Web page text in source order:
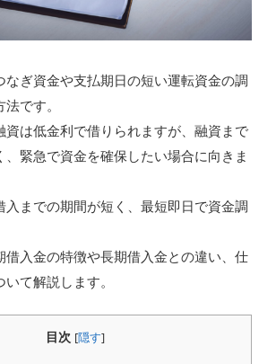
なぎ資金や支払期日の短い運転資金の調
です。
資は低金利で借りられますが、融資まで
、緊急で資金を確保したい場合に向きま
入までの期間が短く、最短即日で資金調
借入金の特徴や長期借入金との違い、仕
て解説します。
目次 [隠す]